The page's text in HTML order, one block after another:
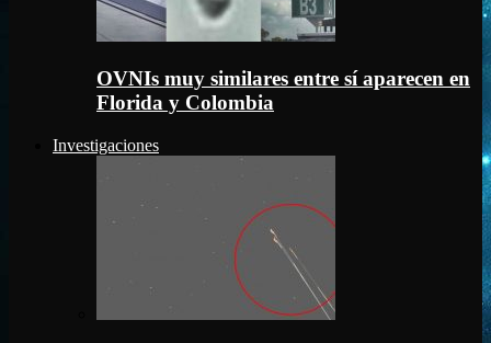
OVNIs muy similares entre sí aparecen en
Florida y Colombia
Investigaciones